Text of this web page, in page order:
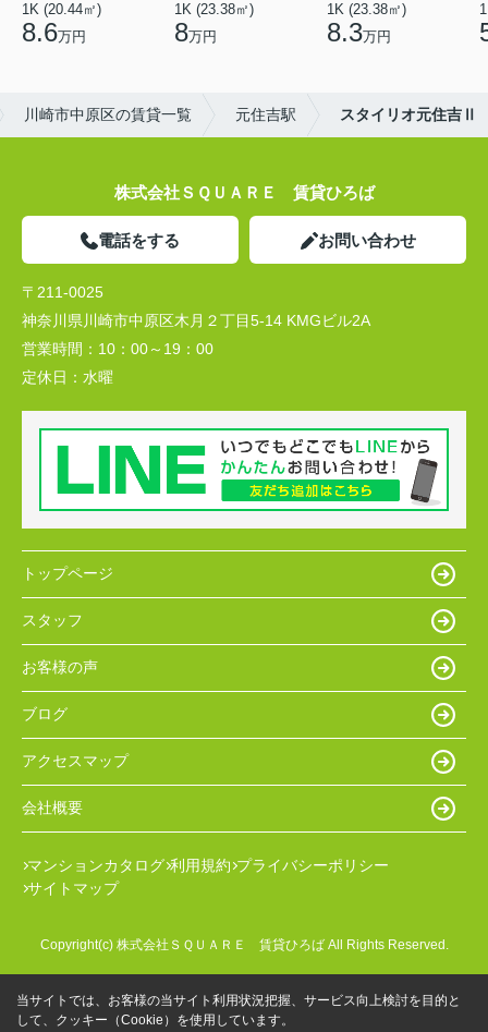
1K (20.44㎡)
8.6万円
1K (23.38㎡)
8万円
1K (23.38㎡)
8.3万円
川崎市中原区の賃貸一覧 元住吉駅 スタイリオ元住吉Ⅱ
株式会社ＳＱＵＡＲＥ 賃貸ひろば
電話をする お問い合わせ
〒211-0025
神奈川県川崎市中原区木月２丁目5-14 KMGビル2A
営業時間： 10：00～19：00
定休日： 水曜
トップページ
スタッフ
お客様の声
ブログ
アクセスマップ
会社概要
マンションカタログ 利用規約 プライバシーポリシー
サイトマップ
Copyright(c) 株式会社ＳＱＵＡＲＥ 賃貸ひろば All Rights Reserved.
当サイトでは、お客様の当サイト利用状況把握、サービス向上検討を目的と
して、クッキー（Cookie）を使用しています。